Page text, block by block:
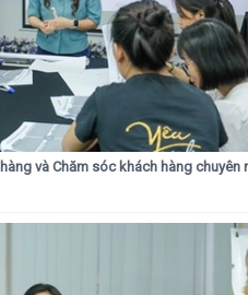
và Chăm sóc khách hàng chuyên